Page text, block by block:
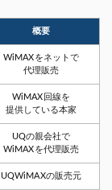
概要
WiMAXをネットで
代理販売
WiMAX回線を
提供している本家
UQの親会社で
WiMAXを代理販売
UQWiMAXの販売元